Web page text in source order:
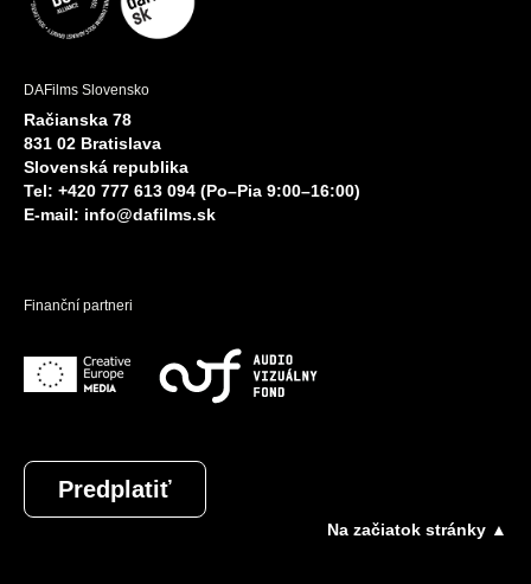
DAFilms Slovensko
Račianska 78
831 02 Bratislava
Slovenská republika
Tel: +420 777 613 094 (Po–Pia 9:00–16:00)
E-mail: info@dafilms.sk
Finanční partneri
Predplatiť
Na začiatok stránky ▲